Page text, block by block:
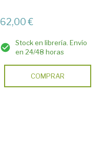
62,00 €
Stock en librería. Envío
en 24/48 horas
COMPRAR